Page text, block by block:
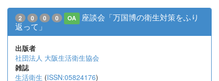
2 0 0 0 OA
座談会「万国博の衛生対策をふり
返って」
出版者
社団法人 大阪生活衛生協会
雑誌
生活衛生 (ISSN:05824176)